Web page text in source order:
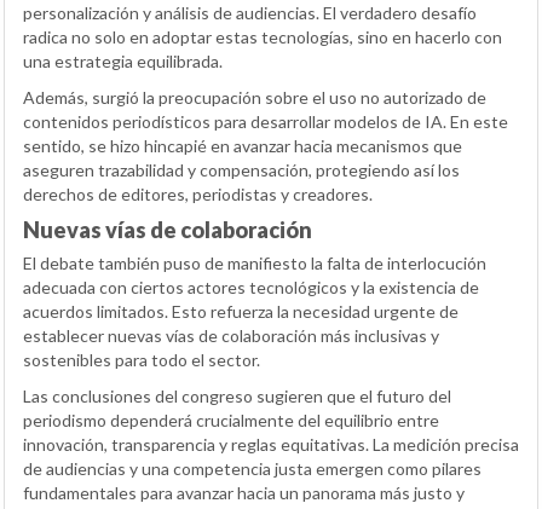
personalización y análisis de audiencias. El verdadero desafío
radica no solo en adoptar estas tecnologías, sino en hacerlo con
una estrategia equilibrada.
Además, surgió la preocupación sobre el uso no autorizado de
contenidos periodísticos para desarrollar modelos de IA. En este
sentido, se hizo hincapié en avanzar hacia mecanismos que
aseguren trazabilidad y compensación, protegiendo así los
derechos de editores, periodistas y creadores.
Nuevas vías de colaboración
El debate también puso de manifiesto la falta de interlocución
adecuada con ciertos actores tecnológicos y la existencia de
acuerdos limitados. Esto refuerza la necesidad urgente de
establecer nuevas vías de colaboración más inclusivas y
sostenibles para todo el sector.
Las conclusiones del congreso sugieren que el futuro del
periodismo dependerá crucialmente del equilibrio entre
innovación, transparencia y reglas equitativas. La medición precisa
de audiencias y una competencia justa emergen como pilares
fundamentales para avanzar hacia un panorama más justo y